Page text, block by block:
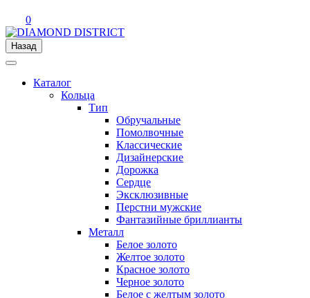
0
Назад
Каталог
Кольца
Тип
Обручальные
Помолвочные
Классические
Дизайнерские
Дорожка
Сердце
Эксклюзивные
Перстни мужские
Фантазийные бриллианты
Металл
Белое золото
Желтое золото
Красное золото
Черное золото
Белое с желтым золото